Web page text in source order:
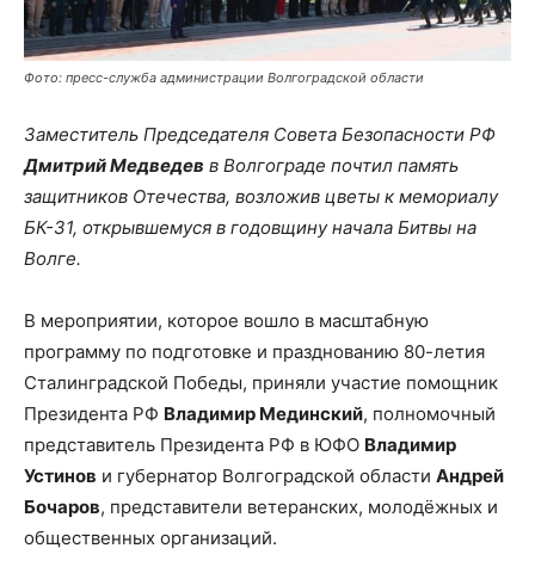
Фото: пресс-служба администрации Волгоградской области
Заместитель Председателя Совета Безопасности РФ
Дмитрий Медведев в Волгограде почтил память
защитников Отечества, возложив цветы к мемориалу
БК-31, открывшемуся в годовщину начала Битвы на
Волге.
В мероприятии, которое вошло в масштабную
программу по подготовке и празднованию 80-летия
Сталинградской Победы, приняли участие помощник
Президента РФ Владимир Мединский, полномочный
представитель Президента РФ в ЮФО Владимир
Устинов и губернатор Волгоградской области Андрей
Бочаров, представители ветеранских, молодёжных и
общественных организаций.